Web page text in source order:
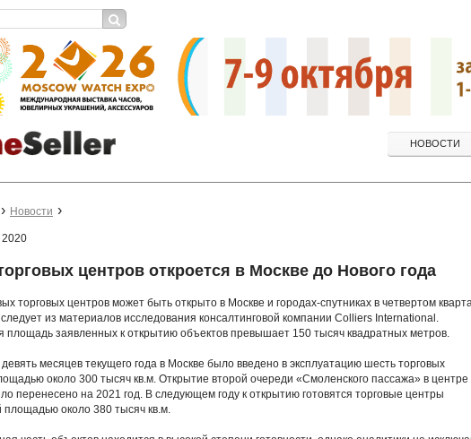
НОВОСТИ
Новости
2020
центров откроется в Москве до Нового года
торговых центров может быть открыто в Москве и городах-спутниках в четвертом
из материалов исследования консалтинговой компании Colliers International.
площадь заявленных к открытию объектов превышает 150 тысяч квадратных метров.
месяцев текущего года в Москве было введено в эксплуатацию шесть торговых
около 300 тысяч кв.м. Открытие второй очереди «Смоленского пассажа» в центре
перенесено на 2021 год. В следующем году к открытию готовятся торговые центры
площадью около 380 тысяч кв.м.